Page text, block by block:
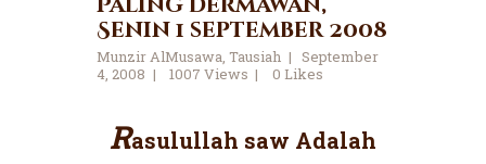
Tanya Yuk
Dokumentasi
Media
Senin 1 september 2008
Munzir AlMusawa, Tausiah
September
4, 2008
1007 Views 0 Likes
Rasulullah saw Adalah